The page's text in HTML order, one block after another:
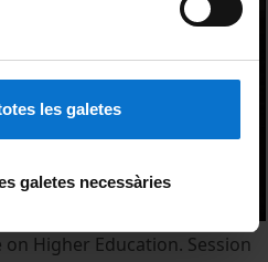
les galetes
galetes necessàries
Higher Education. Session